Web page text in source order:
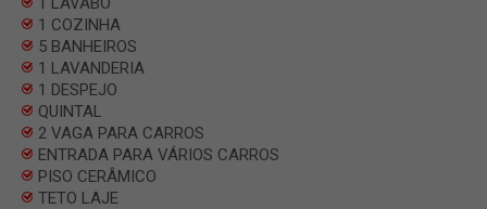
1 COZINHA
5 BANHEIROS
1 LAVANDERIA
1 DESPEJO
QUINTAL
2 VAGA PARA CARROS
ENTRADA PARA VÁRIOS CARROS
PISO CERÂMICO
TETO LAJE